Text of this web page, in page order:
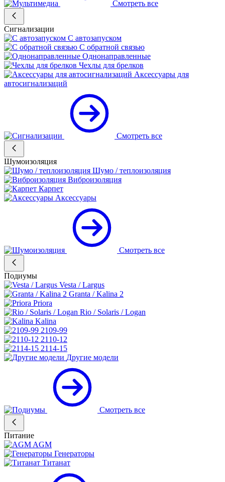
Смотреть все
Сигнализации
С автозапуском
С обратной связью
Однонаправленные
Чехлы для брелков
Аксессуары для
автосигнализаций
Смотреть все
Шумоизоляция
Шумо / теплоизоляция
Виброизоляция
Карпет
Аксессуары
Смотреть все
Подиумы
Vesta / Largus
Granta / Kalina 2
Priora
Rio / Solaris / Logan
Kalina
2109-99
2110-12
2114-15
Другие модели
Смотреть все
Питание
AGM
Генераторы
Титанат